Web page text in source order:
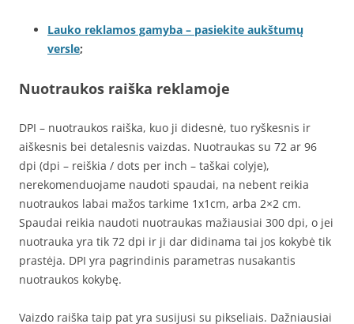
Lauko reklamos gamyba – pasiekite aukštumų
versle;
Nuotraukos raiška reklamoje
DPI – nuotraukos raiška, kuo ji didesnė, tuo ryškesnis ir
aiškesnis bei detalesnis vaizdas. Nuotraukas su 72 ar 96
dpi (dpi – reiškia / dots per inch – taškai colyje),
nerekomenduojame naudoti spaudai, na nebent reikia
nuotraukos labai mažos tarkime 1x1cm, arba 2×2 cm.
Spaudai reikia naudoti nuotraukas mažiausiai 300 dpi, o jei
nuotrauka yra tik 72 dpi ir ji dar didinama tai jos kokybė tik
prastėja. DPI yra pagrindinis parametras nusakantis
nuotraukos kokybę.
Vaizdo raiška taip pat yra susijusi su pikseliais. Dažniausiai